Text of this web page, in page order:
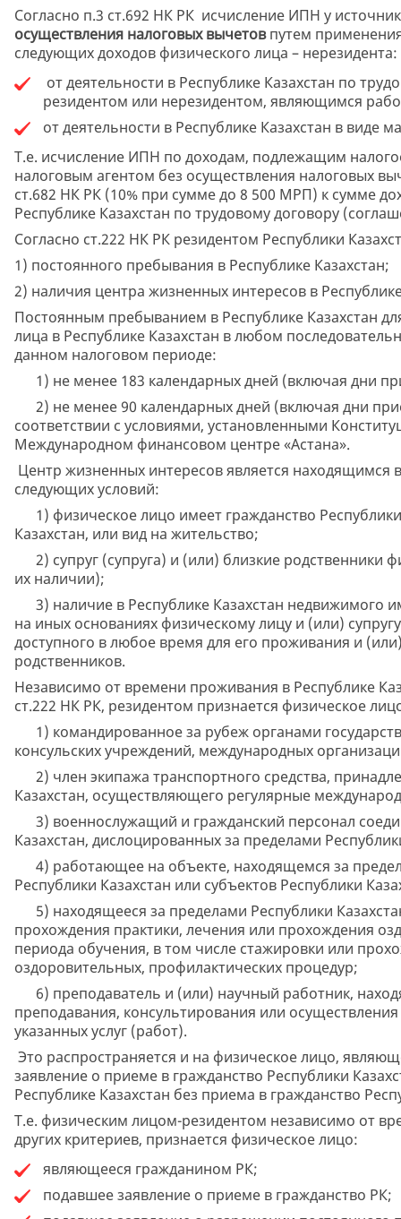
Согласно п.3 ст.692 НК РК исчисление ИПН у
осуществления налоговых вычетовпутем
следующих доходов физического лица – нерезидента:
от деятельности в Республике Казахстан по
резидентом или нерезидентом, являющимся
от деятельности в Республике Казахстан в
Т.е. исчисление ИПН по доходам, подлежащим
налоговым агентом без осуществления налоговых
ст.682 НК РК (10% при сумме до 8 500 МРП) к сумме
Республике Казахстан по трудовому договору
Согласно ст.222 НК РК резидентом Республики
1) постоянного пребывания в Республике Казахстан;
2) наличия центра жизненных интересов в
Постоянным пребыванием в Республике Казахстан
лица в Республике Казахстан в любом
данном налоговом периоде:
1) не менее 183 календарных дней (включая дни
2) не менее 90 календарных дней (включая дни
соответствии с условиями, установленными
Международном финансовом центре «Астана».
Центр жизненных интересов является
следующих условий:
1) физическое лицо имеет гражданство
Казахстан, или вид на жительство;
2) супруг (супруга) и (или) близкие родственники
их наличии);
3) наличие в Республике Казахстан недвижимого
на иных основаниях физическому лицу и (или)
доступного в любое время для его проживания и
родственников.
Независимо от времени проживания в Республике
ст.222 НК РК, резидентом признается физическое
1) командированное за рубеж органами
консульских учреждений, международных
2) член экипажа транспортного средства,
Казахстан, осуществляющего регулярные
3) военнослужащий и гражданский персонал
Казахстан, дислоцированных за пределами
4) работающее на объекте, находящемся за
Республики Казахстан или субъектов Республики
5) находящееся за пределами Республики
прохождения практики, лечения или прохождения
периода обучения, в том числе стажировки или
оздоровительных, профилактических процедур;
6) преподаватель и (или) научный работник,
преподавания, консультирования или
указанных услуг (работ).
Это распространяется и на физическое лицо,
заявление о приеме в гражданство Республики
Республике Казахстан без приема в гражданство
Т.е. физическим лицом-резидентом независимо от
других критериев, признается физическое лицо:
являющееся гражданином РК;
подавшее заявление о приеме в гражданство РК;